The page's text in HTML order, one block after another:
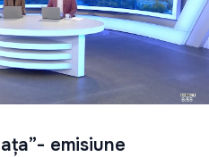
emisiune